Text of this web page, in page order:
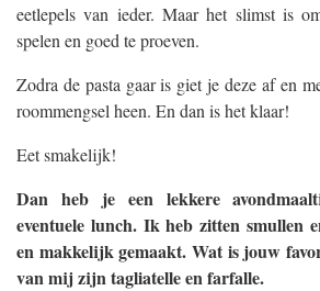
eetlepels van ieder. Maar het slimst is
spelen en goed te proeven.
Zodra de pasta gaar is giet je deze af en
roommengsel heen. En dan is het klaar!
Eet smakelijk!
Dan heb je een lekkere
eventuele lunch. Ik heb zitten smullen
en makkelijk gemaakt. Wat is jouw
van mij zijn tagliatelle en farfalle.